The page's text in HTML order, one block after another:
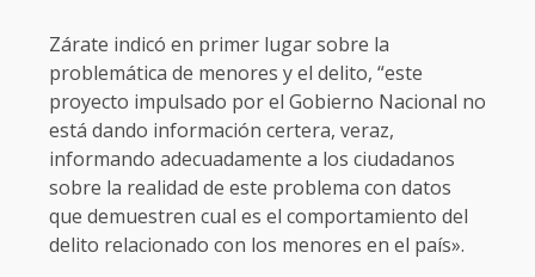
Zárate indicó en primer lugar sobre la
problemática de menores y el delito, “este
proyecto impulsado por el Gobierno Nacional no
está dando información certera, veraz,
informando adecuadamente a los ciudadanos
sobre la realidad de este problema con datos
que demuestren cual es el comportamiento del
delito relacionado con los menores en el país».